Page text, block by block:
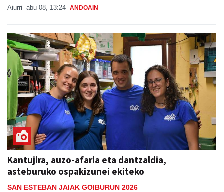
Aiurri abu 08, 13:24 ANDOAIN
Kantujira, auzo-afaria eta dantzaldia,
asteburuko ospakizunei ekiteko
SAN ESTEBAN JAIAK GOIBURUN 2026